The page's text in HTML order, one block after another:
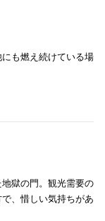
も燃え続けている場
獄の門。観光需要の
、惜しい気持ちがあ